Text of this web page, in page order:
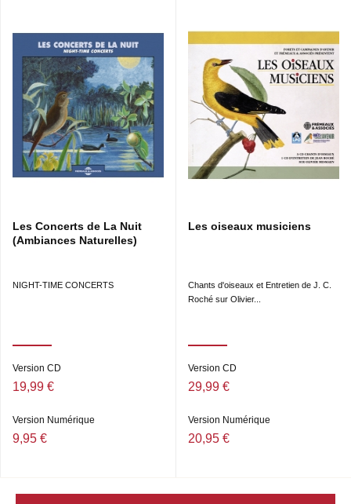
Les Concerts de La Nuit
(Ambiances Naturelles)
NIGHT-TIME CONCERTS
Version CD
19,99 €
Version Numérique
9,95 €
Les oiseaux musiciens
Chants d'oiseaux et Entretien de J. C.
Roché sur Olivier...
Version CD
29,99 €
Version Numérique
20,95 €